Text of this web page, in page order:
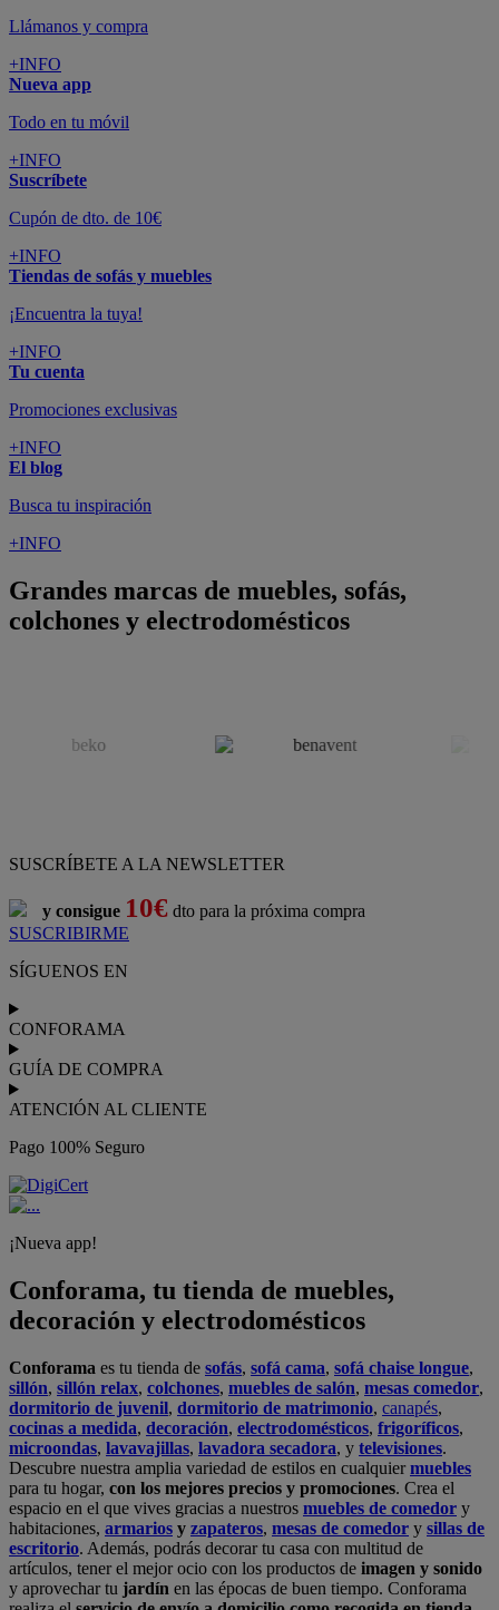
Llámanos y compra
+INFO
Nueva app
Todo en tu móvil
+INFO
Suscríbete
Cupón de dto. de 10€
+INFO
Tiendas de sofás y muebles
¡Encuentra la tuya!
+INFO
Tu cuenta
Promociones exclusivas
+INFO
El blog
Busca tu inspiración
+INFO
Grandes marcas de muebles, sofás,
colchones y electrodomésticos
SUSCRÍBETE A LA NEWSLETTER
y consigue 10€ dto para la próxima compra
SUSCRIBIRME
SÍGUENOS EN
CONFORAMA
GUÍA DE COMPRA
ATENCIÓN AL CLIENTE
Pago 100% Seguro
¡Nueva app!
Conforama, tu tienda de muebles,
decoración y electrodomésticos
Conforama es tu tienda de sofás, sofá cama, sofá chaise longue,
sillón, sillón relax, colchones, muebles de salón, mesas comedor,
dormitorio de juvenil, dormitorio de matrimonio, canapés,
cocinas a medida, decoración, electrodomésticos, frigoríficos,
microondas, lavavajillas, lavadora secadora, y televisiones.
Descubre nuestra amplia variedad de estilos en cualquiermuebles
para tu hogar, con los mejores precios y promociones. Crea el
espacio en el que vives gracias a nuestros muebles de comedor y
habitaciones, armarios y zapateros, mesas de comedor y sillas de
escritorio. Además, podrás decorar tu casa con multitud de
artículos, tener el mejor ocio con los productos de imagen y sonido
y aprovechar tu jardín en las épocas de buen tiempo. Conforama